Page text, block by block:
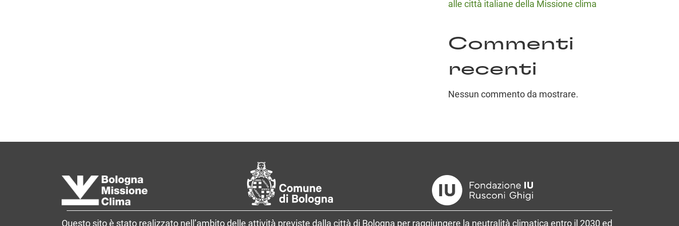
alle città italiane della Missione clima
Commenti
recenti
Nessun commento da mostrare.
Questo sito è stato realizzato nell’ambito delle attività previste dalla città di Bologna per raggiungere la neutralità climatica entro il 2030 ed